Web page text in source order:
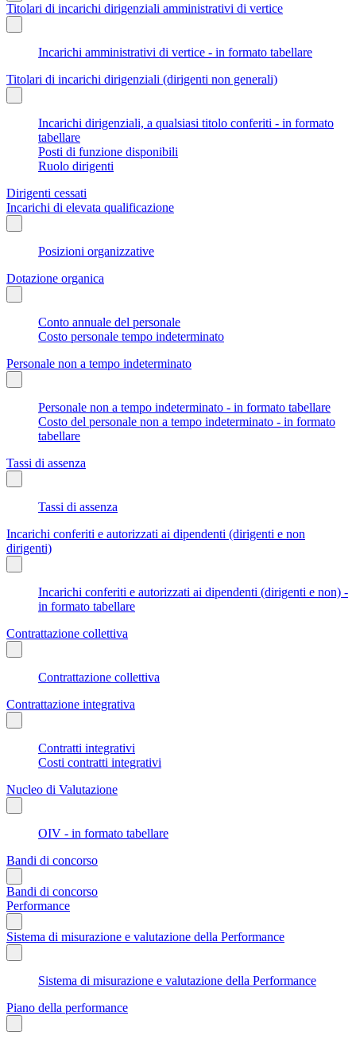
Titolari di incarichi dirigenziali amministrativi di vertice
Incarichi amministrativi di vertice - in formato tabellare
Titolari di incarichi dirigenziali (dirigenti non generali)
Incarichi dirigenziali, a qualsiasi titolo conferiti - in formato
tabellare
Posti di funzione disponibili
Ruolo dirigenti
Dirigenti cessati
Incarichi di elevata qualificazione
Posizioni organizzative
Dotazione organica
Conto annuale del personale
Costo personale tempo indeterminato
Personale non a tempo indeterminato
Personale non a tempo indeterminato - in formato tabellare
Costo del personale non a tempo indeterminato - in formato
tabellare
Tassi di assenza
Tassi di assenza
Incarichi conferiti e autorizzati ai dipendenti (dirigenti e non
dirigenti)
Incarichi conferiti e autorizzati ai dipendenti (dirigenti e non) -
in formato tabellare
Contrattazione collettiva
Contrattazione collettiva
Contrattazione integrativa
Contratti integrativi
Costi contratti integrativi
Nucleo di Valutazione
OIV - in formato tabellare
Bandi di concorso
Bandi di concorso
Performance
Sistema di misurazione e valutazione della Performance
Sistema di misurazione e valutazione della Performance
Piano della performance